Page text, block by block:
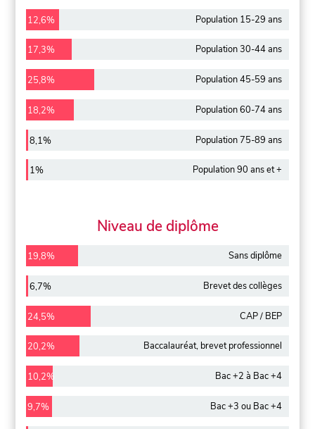
12,6% Population 15-29 ans
17,3% Population 30-44 ans
25,8% Population 45-59 ans
18,2% Population 60-74 ans
8,1% Population 75-89 ans
1% Population 90 ans et +
Niveau de diplôme
19,8% Sans diplôme
6,7% Brevet des collèges
24,5% CAP / BEP
20,2% Baccalauréat, brevet professionnel
10,2% Bac +2 à Bac +4
9,7% Bac +3 ou Bac +4